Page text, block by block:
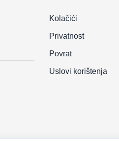
Kolačići
Privatnost
Povrat
Uslovi korištenja